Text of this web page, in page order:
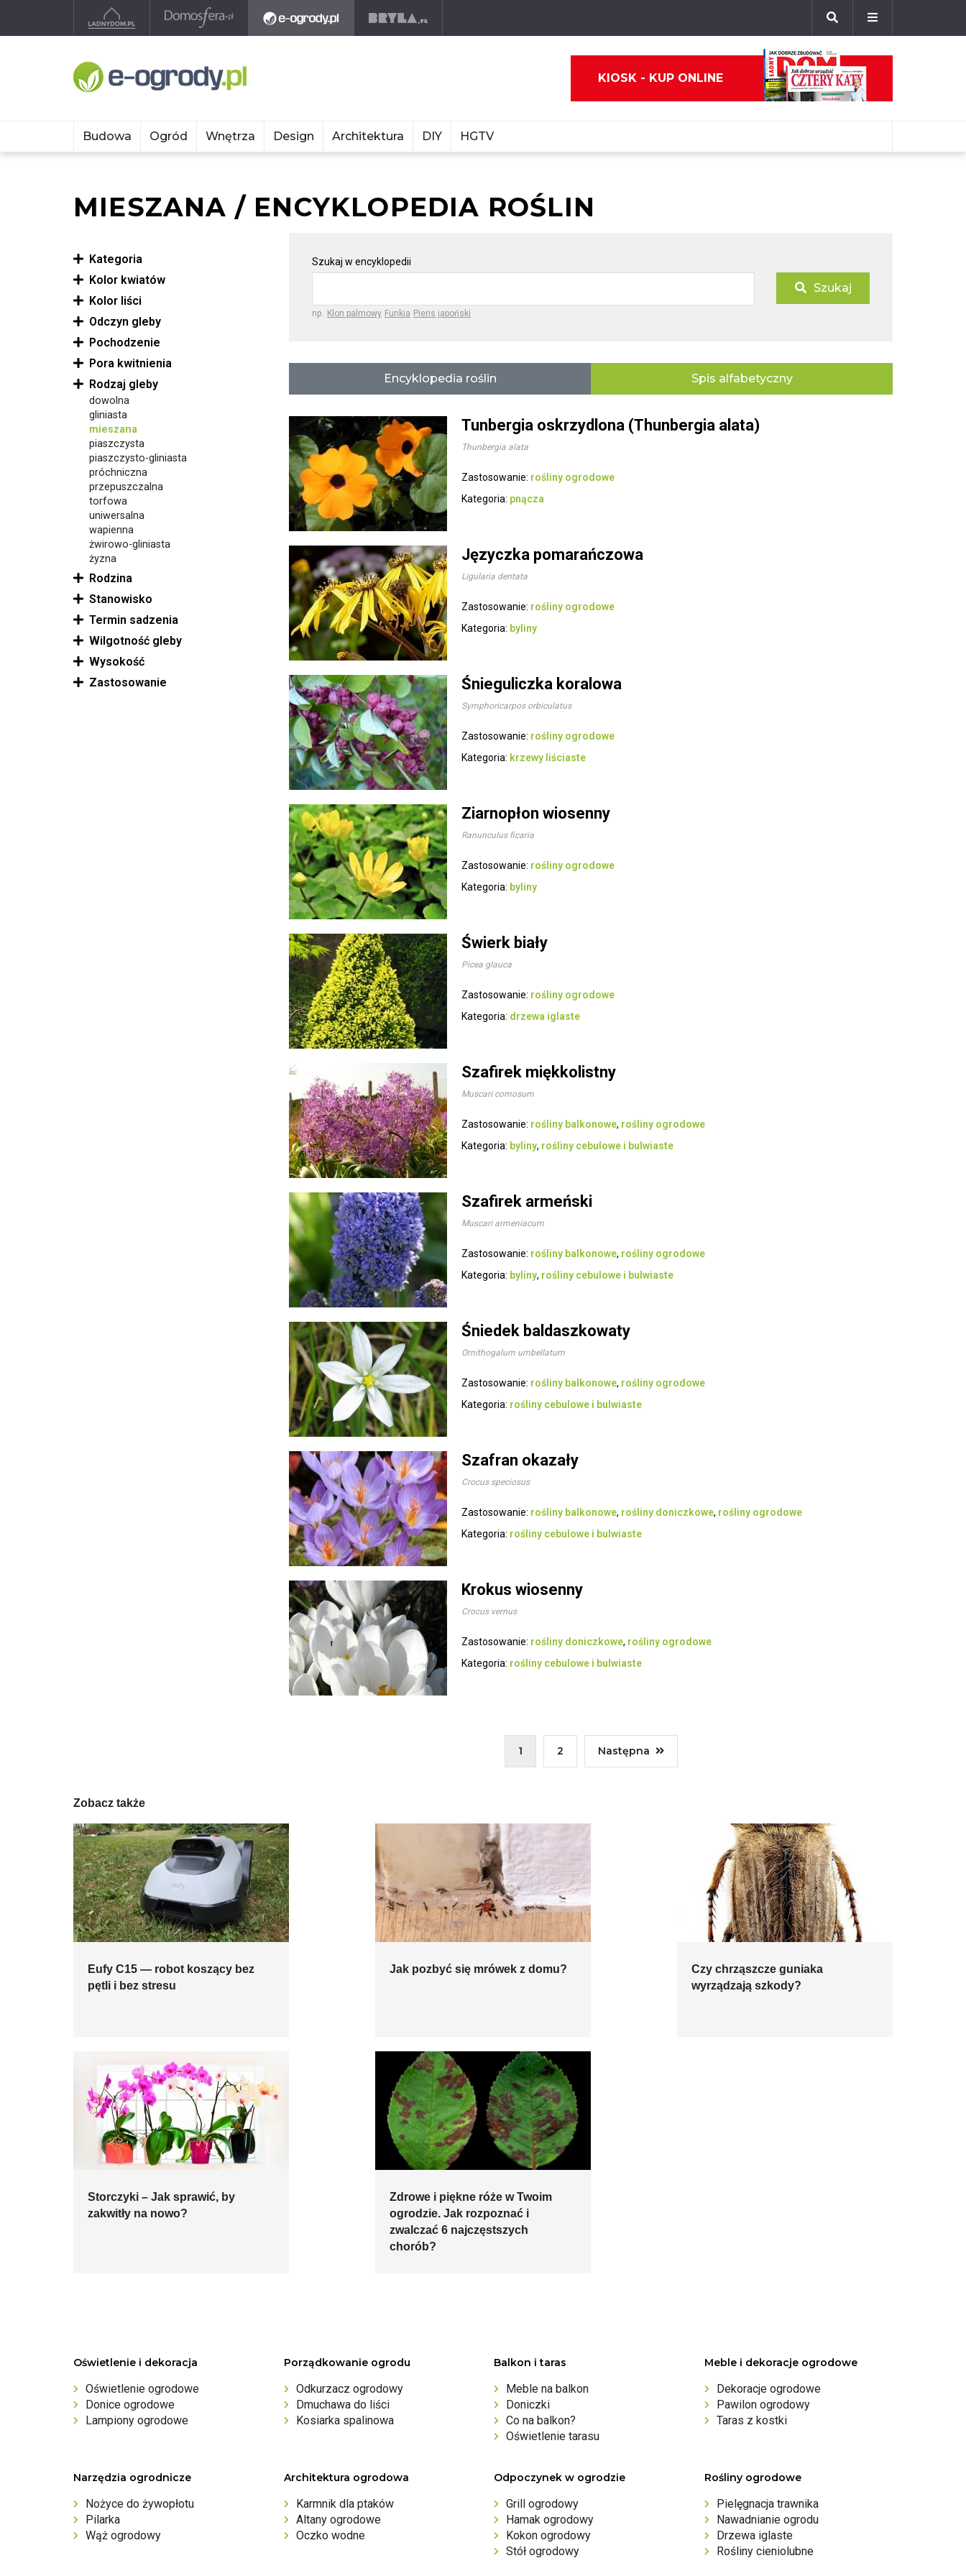
KIOSK - KUP ONLINE
Budowa Ogród Wnętrza Design Architektura DIY HGTV
MIESZANA / ENCYKLOPEDIA ROŚLIN
Kategoria
Kolor kwiatów
Kolor liści
Odczyn gleby
Pochodzenie
Pora kwitnienia
Rodzaj gleby
dowolna
gliniasta
mieszana
piaszczysta
piaszczysto-gliniasta
próchniczna
przepuszczalna
torfowa
uniwersalna
wapienna
żwirowo-gliniasta
żyzna
Rodzina
Stanowisko
Termin sadzenia
Wilgotność gleby
Wysokość
Zastosowanie
Szukaj w encyklopedii
np. Klon palmowy Funkia Pieris japoński
Szukaj
Encyklopedia roślin Spis alfabetyczny
Tunbergia oskrzydlona (Thunbergia alata)
Thunbergia alata
Zastosowanie: rośliny ogrodowe
Kategoria: pnącza
Języczka pomarańczowa
Ligularia dentata
Zastosowanie: rośliny ogrodowe
Kategoria: byliny
Śnieguliczka koralowa
Symphoricarpos orbiculatus
Zastosowanie: rośliny ogrodowe
Kategoria: krzewy liściaste
Ziarnopłon wiosenny
Ranunculus ficaria
Zastosowanie: rośliny ogrodowe
Kategoria: byliny
Świerk biały
Picea glauca
Zastosowanie: rośliny ogrodowe
Kategoria: drzewa iglaste
Szafirek miękkolistny
Muscari comosum
Zastosowanie: rośliny balkonowe, rośliny ogrodowe
Kategoria: byliny, rośliny cebulowe i bulwiaste
Szafirek armeński
Muscari armeniacum
Zastosowanie: rośliny balkonowe, rośliny ogrodowe
Kategoria: byliny, rośliny cebulowe i bulwiaste
Śniedek baldaszkowaty
Ornithogalum umbellatum
Zastosowanie: rośliny balkonowe, rośliny ogrodowe
Kategoria: rośliny cebulowe i bulwiaste
Szafran okazały
Crocus speciosus
Zastosowanie: rośliny balkonowe, rośliny doniczkowe, rośliny ogrodowe
Kategoria: rośliny cebulowe i bulwiaste
Krokus wiosenny
Crocus vernus
Zastosowanie: rośliny doniczkowe, rośliny ogrodowe
Kategoria: rośliny cebulowe i bulwiaste
1 2 Następna
Zobacz także
Eufy C15 — robot koszący bez
pętli i bez stresu
Jak pozbyć się mrówek z domu?
Czy chrząszcze guniaka
wyrządzają szkody?
Storczyki – Jak sprawić, by
zakwitły na nowo?
Zdrowe i piękne róże w Twoim
ogrodzie. Jak rozpoznać i
zwalczać 6 najczęstszych
chorób?
Oświetlenie i dekoracja
Oświetlenie ogrodowe
Donice ogrodowe
Lampiony ogrodowe
Porządkowanie ogrodu
Odkurzacz ogrodowy
Dmuchawa do liści
Kosiarka spalinowa
Balkon i taras
Meble na balkon
Doniczki
Co na balkon?
Oświetlenie tarasu
Meble i dekoracje ogrodowe
Dekoracje ogrodowe
Pawilon ogrodowy
Taras z kostki
Narzędzia ogrodnicze
Nożyce do żywopłotu
Pilarka
Wąż ogrodowy
Architektura ogrodowa
Karmnik dla ptaków
Altany ogrodowe
Oczko wodne
Odpoczynek w ogrodzie
Grill ogrodowy
Hamak ogrodowy
Kokon ogrodowy
Stół ogrodowy
Rośliny ogrodowe
Pielęgnacja trawnika
Nawadnianie ogrodu
Drzewa iglaste
Rośliny cieniolubne